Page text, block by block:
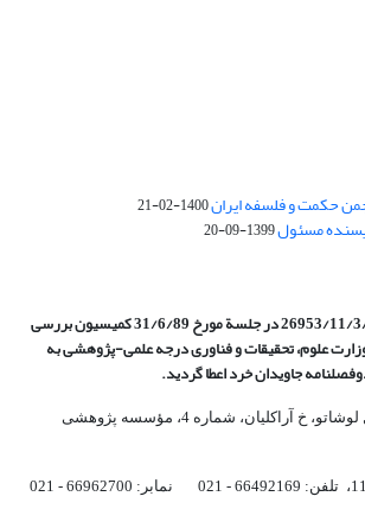
حکمت و فلسفه ایران1400-02-21
1399-09-20
بررسی
علوم، تحقیقات و فناوری درجه علمی‌-پژوهشیبه
جاویدان خرد اعطا گردید.
آدرس : تهــران، خ نوفل لوشاتو، خ آراکلیان، شماره 4،‌ مؤسسه پژوهشی